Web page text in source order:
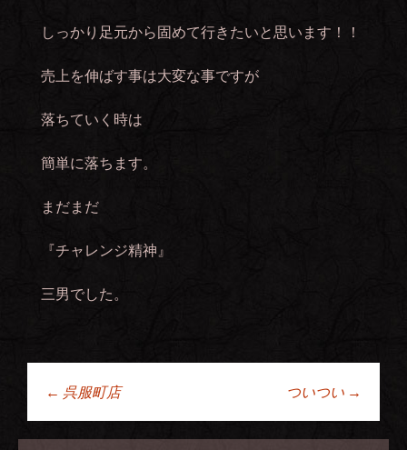
しっかり足元から固めて行きたいと思います！！
売上を伸ばす事は大変な事ですが
落ちていく時は
簡単に落ちます。
まだまだ
『チャレンジ精神』
三男でした。
投稿ナビゲーショ
← 呉服町店 ついつい →